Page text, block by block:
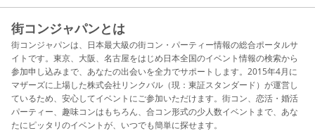
街コンジャパンとは
街コンジャパンは、日本最大級の街コン・パーティー情報の総合ポータルサ
イトです。東京、大阪、名古屋をはじめ日本全国のイベント情報の検索から
参加申し込みまで、あなたの出会いを全力でサポートします。2015年4月に
マザーズに上場した株式会社リンクバル（現：東証スタンダード）が運営し
ているため、安心してイベントにご参加いただけます。街コン、恋活・婚活
パーティー、趣味コンはもちろん、合コン形式の少人数イベントまで、あな
たにピッタリのイベントが、いつでも簡単に探せます。